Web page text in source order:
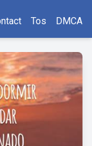
Tos DMCA